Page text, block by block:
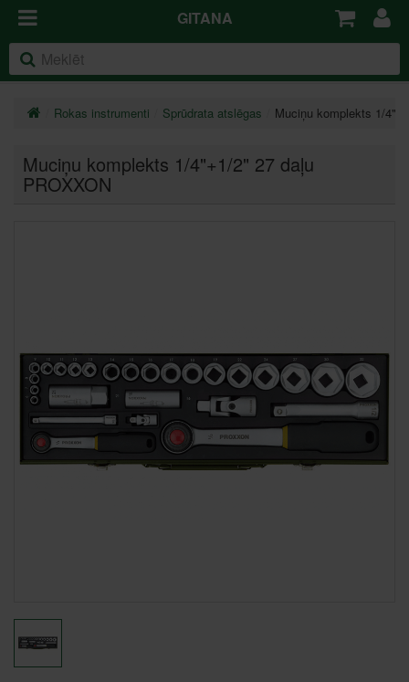
GITANA
Rokas instrumenti Sprūdrata atslēgas Muciņu komplekts 1/
Muciņu komplekts 1/4"+1/2" 27 daļu
PROXXON